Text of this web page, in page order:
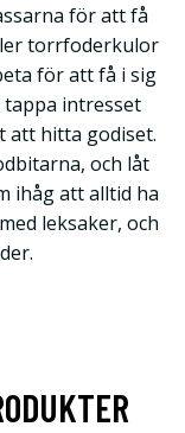
för att få
torrfoderkulor
för att få i sig
intresset
att hitta godiset.
och låt
ihåg att alltid ha
leksaker, och